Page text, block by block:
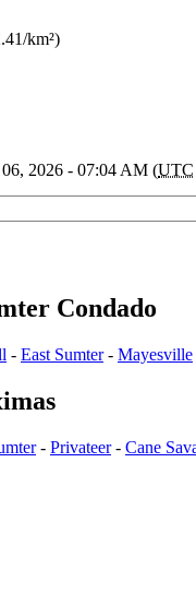
km²)
2026 - 07:04 AM (UTC
Condado
- East Sumter- Mayesville
- Privateer- Cane